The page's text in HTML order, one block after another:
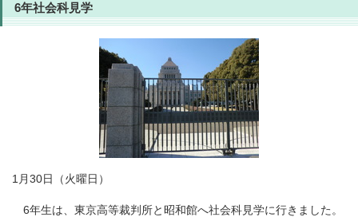
6年社会科見学
1月30日（火曜日）
6年生は、東京高等裁判所と昭和館へ社会科見学に行きました。